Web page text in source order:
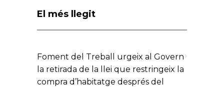
El més llegit
Foment del Treball urgeix al Govern
la retirada de la llei que restringeix la
compra d’habitatge després del